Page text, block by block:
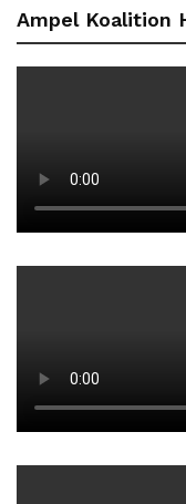
Ampel Koalition